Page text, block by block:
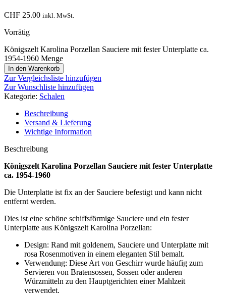
CHF 25.00 inkl. MwSt.
Vorrätig
Königszelt Karolina Porzellan Sauciere mit fester Unterplatte ca.
1954-1960 Menge
In den Warenkorb
Zur Vergleichsliste hinzufügen
Zur Wunschliste hinzufügen
Kategorie: Schalen
Beschreibung
Versand & Lieferung
Wichtige Information
Beschreibung
Königszelt Karolina Porzellan Sauciere mit fester Unterplatte
ca. 1954-1960
Die Unterplatte ist fix an der Sauciere befestigt und kann nicht
entfernt werden.
Dies ist eine schöne schiffsförmige Sauciere und ein fester
Unterplatte aus Königszelt Karolina Porzellan:
Design: Rand mit goldenem, Sauciere und Unterplatte mit
rosa Rosenmotiven in einem eleganten Stil bemalt.
Verwendung: Diese Art von Geschirr wurde häufig zum
Servieren von Bratensossen, Sossen oder anderen
Würzmitteln zu den Hauptgerichten einer Mahlzeit
verwendet.